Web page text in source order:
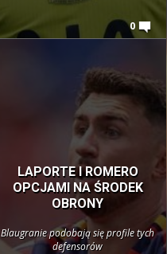
0
LAPORTE I ROMERO
OPCJAMI NA ŚRODEK
OBRONY
Blaugranie podobają się profile tych
defensorów